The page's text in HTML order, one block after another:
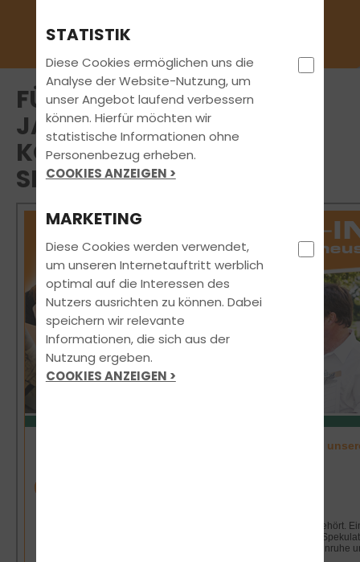
FÜHRERSCHEINREFORM?
JA, ABER NICHT AUF
KOSTEN UNSERER
SICHERHEIT
STATISTIK
Diese Cookies ermöglichen uns die
Analyse der Website-Nutzung, um
unser Angebot laufend verbessern
können. Hierfür möchten wir
statistische Informationen ohne
Personenbezug erheben.
COOKIES ANZEIGEN >
MARKETING
Diese Cookies werden verwendet,
um unseren Internetauftritt werblich
optimal auf die Interessen des
Nutzers ausrichten zu können. Dabei
speichern wir relevante
Informationen, die sich aus der
Nutzung ergeben.
COOKIES ANZEIGEN >